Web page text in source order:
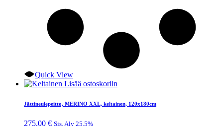
Quick View
Lisää ostoskoriin
Jättineulepeitto, MERINO XXL, keltainen, 120x180cm
275.00 € Sis. Alv 25,5%